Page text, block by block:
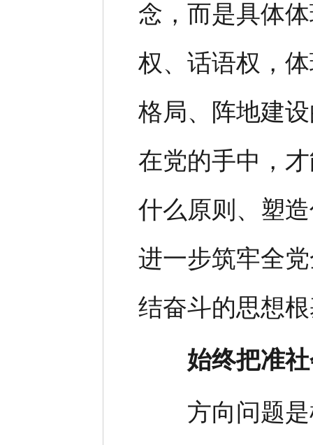
念，而是具体
权、话语权，
格局、阵地建
在党的手中，
什么原则、塑
进一步筑牢全
结奋斗的思想
始终把准社
方向问题是